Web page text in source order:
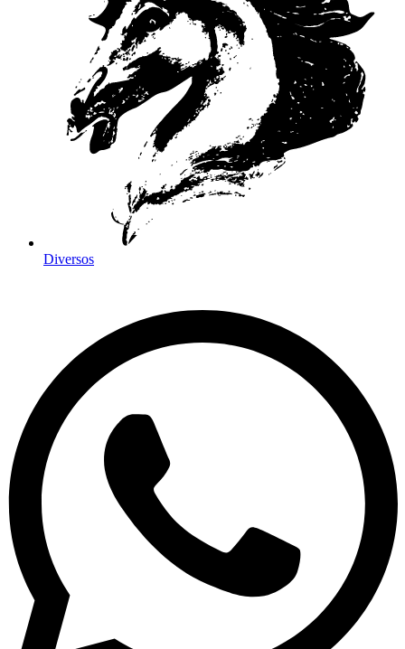
Diversos